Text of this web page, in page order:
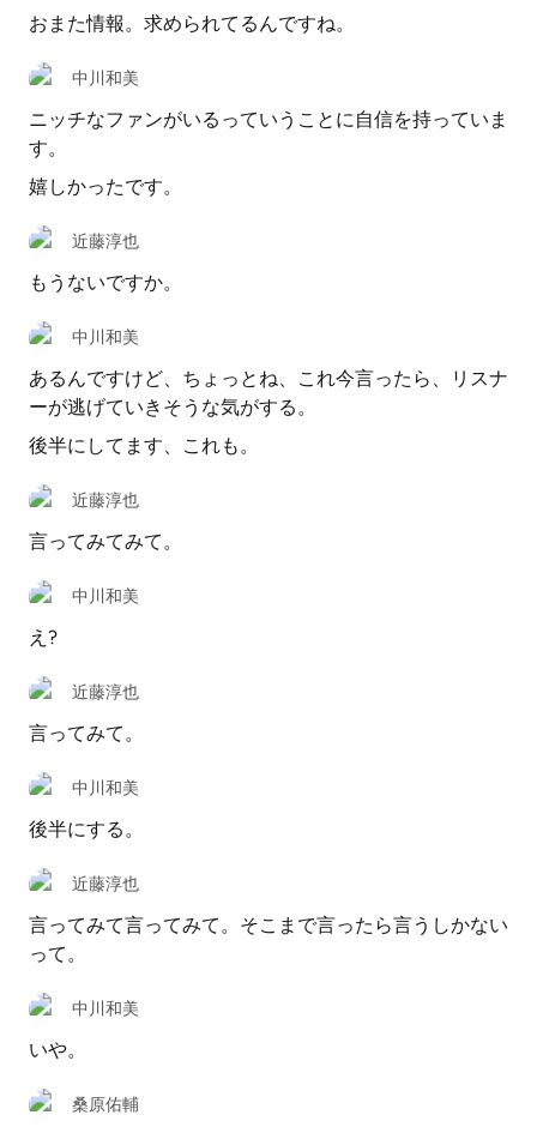
おまた情報。求められてるんですね。
中川和美
ニッチなファンがいるっていうことに自信を持っていま
す。
嬉しかったです。
近藤淳也
もうないですか。
中川和美
あるんですけど、ちょっとね、これ今言ったら、リスナ
ーが逃げていきそうな気がする。
後半にしてます、これも。
近藤淳也
言ってみてみて。
中川和美
え?
近藤淳也
言ってみて。
中川和美
後半にする。
近藤淳也
言ってみて言ってみて。そこまで言ったら言うしかない
って。
中川和美
いや。
桑原佑輔